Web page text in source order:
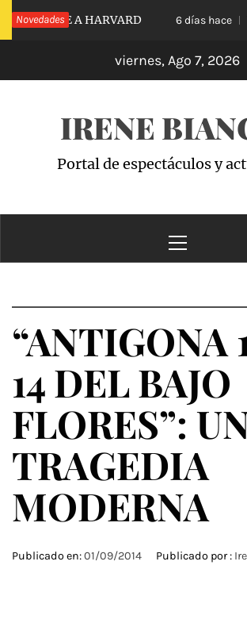
Saltar
al
NovedadesA HARVARD 6 días hace
viernes, Ago 7, 2026
IRENE
Portal de espectáculos y
principal
“ANTIGONA
14 DEL BAJO
FLORES”:
TRAGEDIA
MODERNA
Publicado en:01/09/2014 Publicado por :